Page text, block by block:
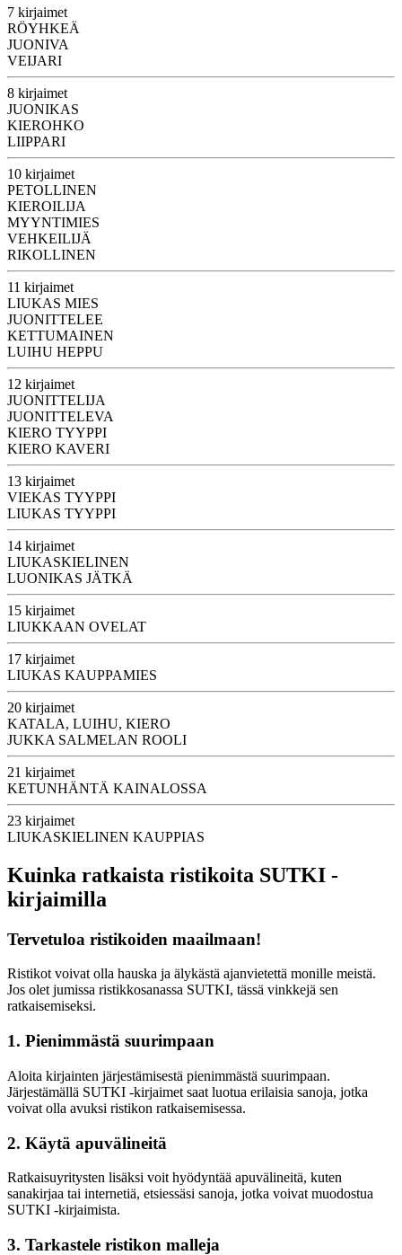
7 kirjaimet
RÖYHKEÄ
JUONIVA
VEIJARI
8 kirjaimet
JUONIKAS
KIEROHKO
LIIPPARI
10 kirjaimet
PETOLLINEN
KIEROILIJA
MYYNTIMIES
VEHKEILIJÄ
RIKOLLINEN
11 kirjaimet
LIUKAS MIES
JUONITTELEE
KETTUMAINEN
LUIHU HEPPU
12 kirjaimet
JUONITTELIJA
JUONITTELEVA
KIERO TYYPPI
KIERO KAVERI
13 kirjaimet
VIEKAS TYYPPI
LIUKAS TYYPPI
14 kirjaimet
LIUKASKIELINEN
LUONIKAS JÄTKÄ
15 kirjaimet
LIUKKAAN OVELAT
17 kirjaimet
LIUKAS KAUPPAMIES
20 kirjaimet
KATALA, LUIHU, KIERO
JUKKA SALMELAN ROOLI
21 kirjaimet
KETUNHÄNTÄ KAINALOSSA
23 kirjaimet
LIUKASKIELINEN KAUPPIAS
Kuinka ratkaista ristikoita SUTKI -
kirjaimilla
Tervetuloa ristikoiden maailmaan!
Ristikot voivat olla hauska ja älykästä ajanvietettä monille meistä.
Jos olet jumissa ristikkosanassa SUTKI, tässä vinkkejä sen
ratkaisemiseksi.
1. Pienimmästä suurimpaan
Aloita kirjainten järjestämisestä pienimmästä suurimpaan.
Järjestämällä SUTKI -kirjaimet saat luotua erilaisia sanoja, jotka
voivat olla avuksi ristikon ratkaisemisessa.
2. Käytä apuvälineitä
Ratkaisuyritysten lisäksi voit hyödyntää apuvälineitä, kuten
sanakirjaa tai internetiä, etsiessäsi sanoja, jotka voivat muodostua
SUTKI -kirjaimista.
3. Tarkastele ristikon malleja